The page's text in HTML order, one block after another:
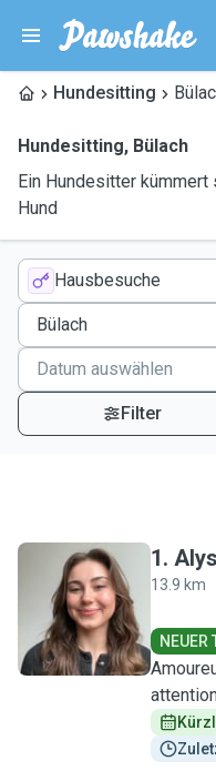
Hundesitting
Hundesitting, Bülach
Ein Hundesitter
Hund
Hausbesuche
Filter
A
1.
13.9 km
NEUER